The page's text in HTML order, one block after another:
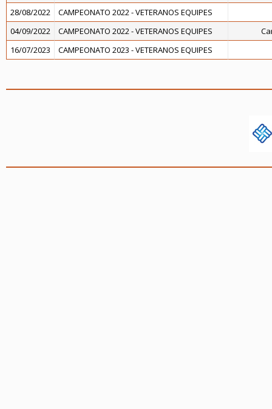
28/08/2022 CAMPEONATO 2022 - VETERANOS EQUIPES
04/09/2022
CAMPEONATO 2022 - VETERANOS EQUIPES
16/07/2023
CAMPEONATO 2023 - VETERANOS EQUIPES